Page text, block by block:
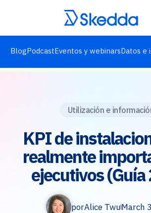
BlogPodcastEventos y webinarsDatos e
Utilización e
KPI de
realmente
ejecutivos (Guía
porAlice TwuMarch